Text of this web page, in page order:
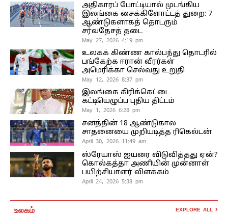
அதிகாரப் போட்டியால் முடங்கிய
இலங்கை சைக்கிளோட்டத் துறை: 7
ஆண்டுகளாகத் தொடரும்
சர்வதேசத் தடை
May 27, 2026 4:19 pm
உலகக் கிண்ண கால்பந்து தொடரில்
பங்கேற்க ஈரான் வீரர்கள்
அமெரிக்கா செல்வது உறுதி
May 12, 2026 8:37 pm
இலங்கை கிரிக்கெட்டை
கட்டியெழுப்ப புதிய திட்டம்
May 1, 2026 6:28 pm
சனத்தின் 18 ஆண்டுகால
சாதனையை முறியடித்த ரிகெல்டன்
April 30, 2026 11:49 am
ஸ்ரேயாஸ் ஐயரை விடுவித்தது ஏன்?
கொல்கத்தா அணியின் முன்னாள்
பயிற்சியாளர் விளக்கம்
April 24, 2026 5:38 pm
உலகம் EXPLORE ALL